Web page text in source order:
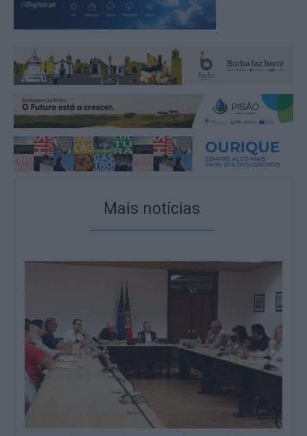
Mais notícias